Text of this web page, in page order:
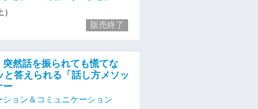
販売終了
突然話を振られても慌てな
と答えられる「話し方メソッ
ー
ョン＆コミュニケーション